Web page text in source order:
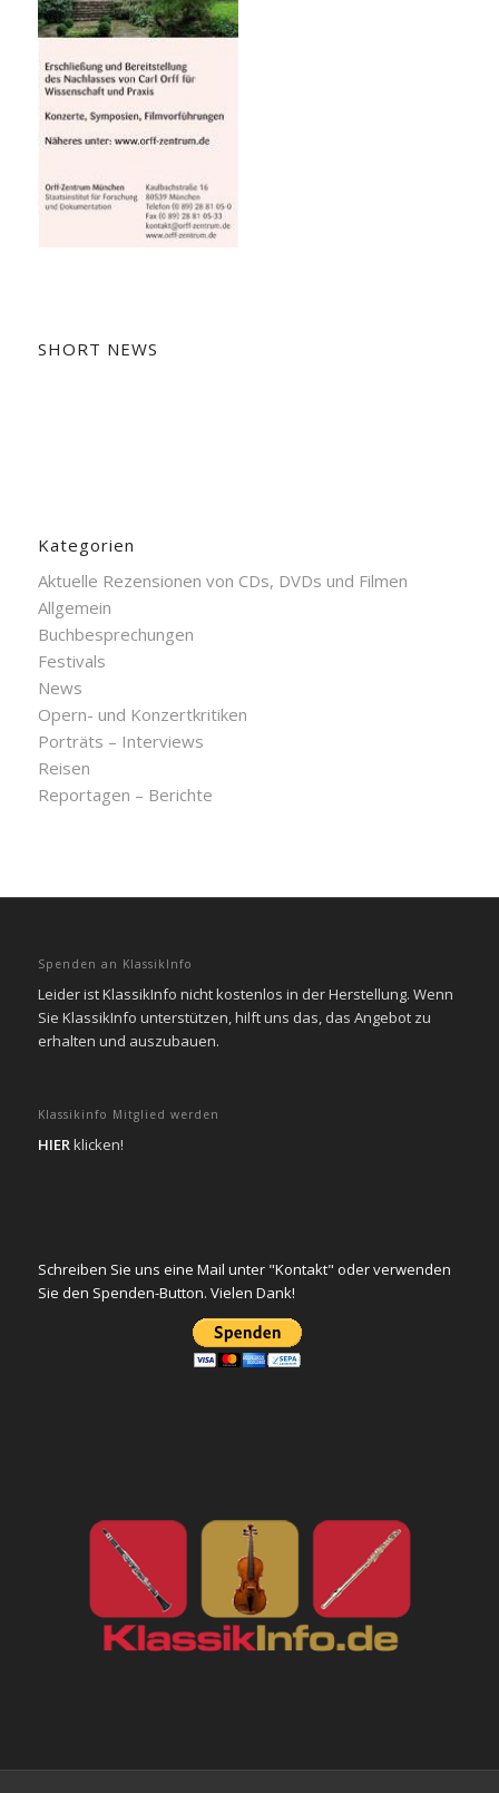
SHORT NEWS
Kategorien
Aktuelle Rezensionen von CDs, DVDs und Filmen
Allgemein
Buchbesprechungen
Festivals
News
Opern- und Konzertkritiken
Porträts – Interviews
Reisen
Reportagen – Berichte
Spenden an KlassikInfo
Leider ist KlassikInfo nicht kostenlos in der Herstellung. Wenn
Sie KlassikInfo unterstützen, hilft uns das, das Angebot zu
erhalten und auszubauen.
Klassikinfo Mitglied werden
HIERklicken!
Schreiben Sie uns eine Mail unter "Kontakt" oder verwenden
Sie den Spenden-Button. Vielen Dank!